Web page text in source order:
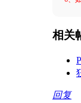
相关
回复